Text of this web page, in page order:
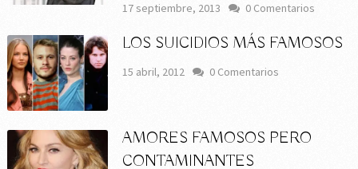
17 septiembre, 2013 0 Comentarios
LOS SUICIDIOS MÁS FAMOSOS
15 abril, 2012 0 Comentarios
AMORES FAMOSOS PERO
CONTAMINANTES